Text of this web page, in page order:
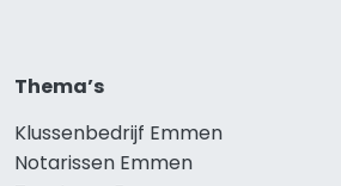
Thema’s
Klussenbedrijf Emmen
Notarissen Emmen